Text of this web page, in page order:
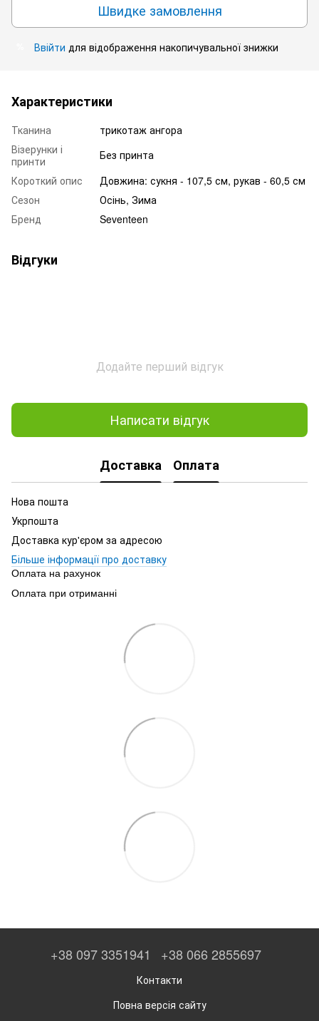
Швидке замовлення
Ввійти для відображення накопичувальної знижки
Характеристики
Тканина
трикотаж ангора
Візерунки і
принти
Без принта
Короткий опис
Довжина: сукня - 107,5 см, рукав - 60,5 см
Сезон
Осінь, Зима
Бренд
Seventeen
Відгуки
Додайте перший відгук
Написати відгук
Доставка Оплата
Нова пошта
Укрпошта
Доставка кур'єром за адресою
Більше інформації про доставку
Оплата на рахунок
Оплата при отриманні
+38 097 3351941 +38 066 2855697
Контакти
Повна версія сайту